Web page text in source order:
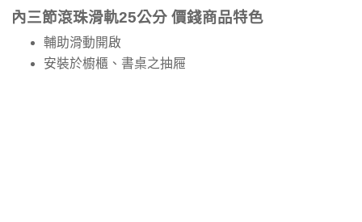
內三節滾珠滑軌25公分 價錢商品特色
輔助滑動開啟
安裝於櫥櫃、書桌之抽屜